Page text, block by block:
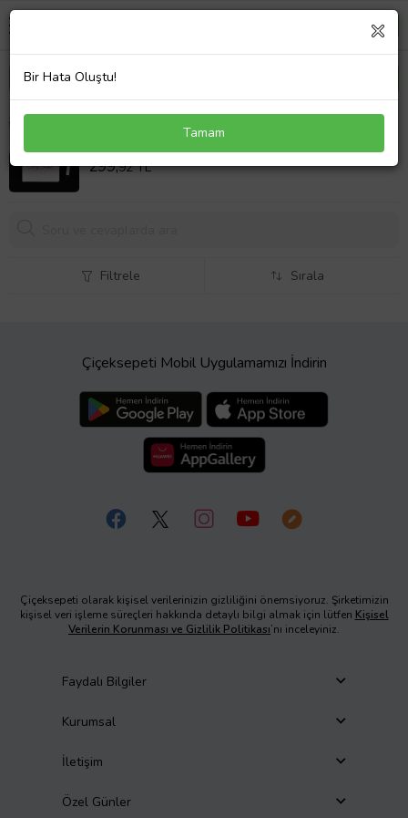
Sevgiliye Doğumgünü Hediyesi Kişiye Özel Defter
ve Roller Kalem Hediye Seti
Sepet Fiyatı
299,92 TL
Filtrele Sırala
Çiçeksepeti Mobil Uygulamamızı İndirin
Çiçeksepeti olarak kişisel verilerinizin gizliliğini önemsiyoruz. Şirketimizin
kişisel veri işleme süreçleri hakkında detaylı bilgi almak için lütfen Kişisel
Verilerin Korunması ve Gizlilik Politikası’nı inceleyiniz.
Faydalı Bilgiler
Kurumsal
İletişim
Özel Günler
Bir Hata Oluştu!
Tamam